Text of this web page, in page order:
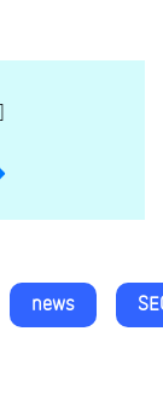
news